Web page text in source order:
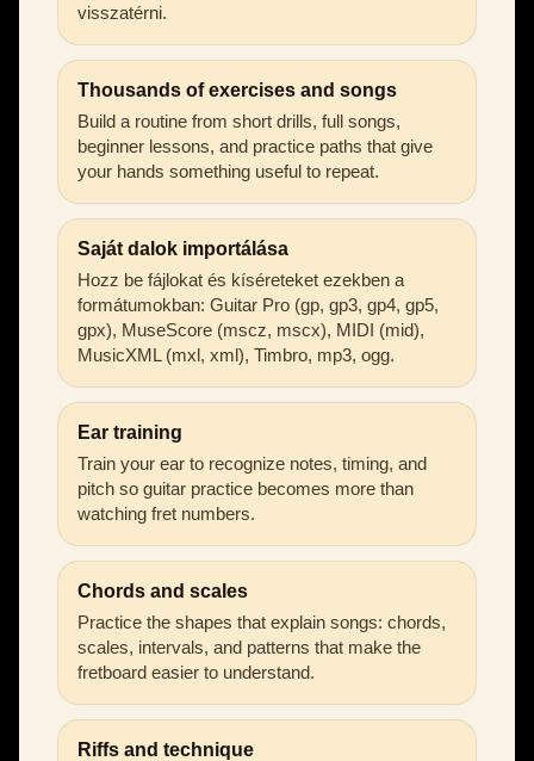
visszatérni.
Thousands of exercises and songs
Build a routine from short drills, full songs,
beginner lessons, and practice paths that give
your hands something useful to repeat.
Saját dalok importálása
Hozz be fájlokat és kíséreteket ezekben a
formátumokban: Guitar Pro (gp, gp3, gp4, gp5,
gpx), MuseScore (mscz, mscx), MIDI (mid),
MusicXML (mxl, xml), Timbro, mp3, ogg.
Ear training
Train your ear to recognize notes, timing, and
pitch so guitar practice becomes more than
watching fret numbers.
Chords and scales
Practice the shapes that explain songs: chords,
scales, intervals, and patterns that make the
fretboard easier to understand.
Riffs and technique